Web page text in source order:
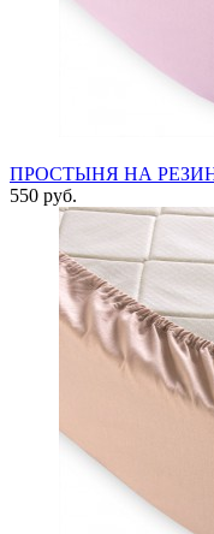
ПРОСТЫНЯ НА
550 руб.